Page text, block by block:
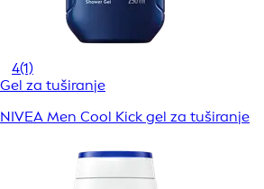
4(1)
Gel za tuširanje
NIVEA Men Cool Kick gel za tuširanje